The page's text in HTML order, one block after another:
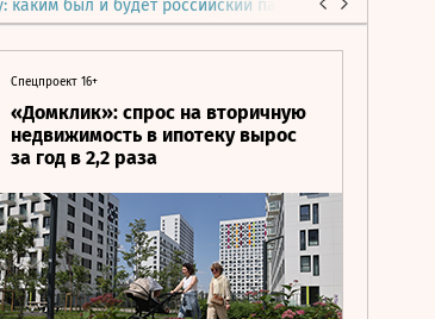
каким был и будет российский парламент
Спецпроект 16+
«Домклик»: спрос на вторичную
недвижимость в ипотеку вырос
за год в 2,2 раза